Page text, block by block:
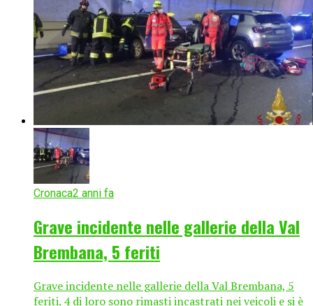
Cronaca2 anni fa
Grave incidente nelle gallerie della Val
Brembana, 5 feriti
Grave incidente nelle gallerie della Val Brembana, 5
feriti. 4 di loro sono rimasti incastrati nei veicoli e si è